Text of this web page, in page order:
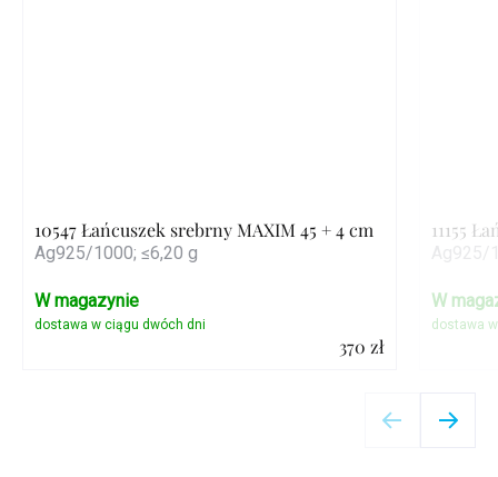
10547 Łańcuszek srebrny MAXIM 45 + 4 cm
Ag925/1000; ≤6,20 g
370 zł
W magazynie
11155
W